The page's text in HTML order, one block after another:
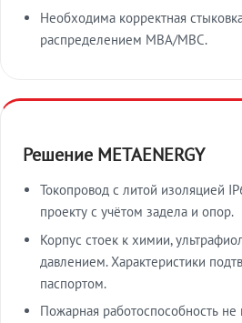
Необходима корректная
распределением МВА/МВС.
Решение METAENERGY
Токопровод с литой изоляцией
проекту с учётом задела и опор.
Корпус стоек к химии,
давлением. Характеристики
паспортом.
Пожарная работоспособность